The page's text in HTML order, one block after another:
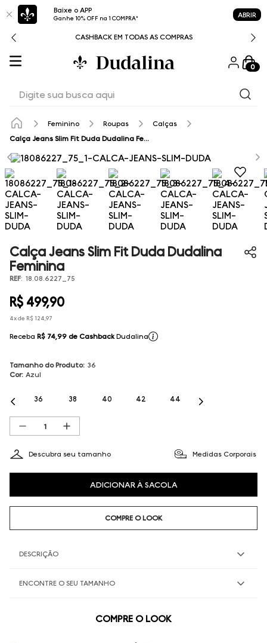
Baixe o APP
Ganhe 10% OFF na 1 COMPRA* ABRIR
CASHBACK EM TODAS AS COMPRAS
0
Feminino Roupas
Calças
Calça Jeans Slim Fit Duda Dudalina Feminina
Calça Jeans Slim Fit Duda Dudalina
Feminina
REF: 18.08.6227_75
R$ 499,90
4x de R$ 124,97
Receba R$ 74,99 de Cashback Dudalina
Tamanho do Produto: 36
Cor: Azul
36 38 40 42 44
Descubra seu tamanho Medidas Corporais
ADICIONAR À SACOLA
COMPRE O LOOK
DESCRIÇÃO
ENCONTRE O SEU TAMANHO
COMPRE O LOOK